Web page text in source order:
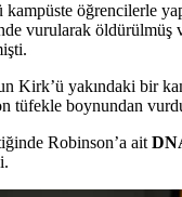
öğrencilerle
vurularak öldürülmüş
Kirk’ü yakındaki bir
tüfekle boynundan
Robinson’a ait